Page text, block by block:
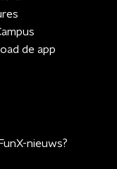
de app
nieuws?